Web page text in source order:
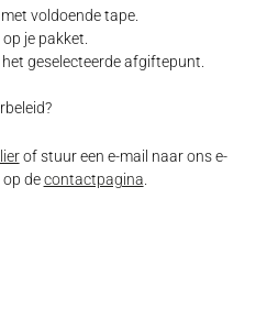
voldoende tape.
je pakket.
geselecteerde afgiftepunt.
of stuur een e-mail naar ons e-
decontactpagina